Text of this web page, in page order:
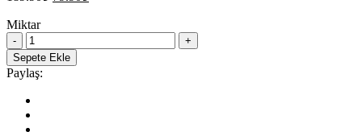
Miktar
Skillshare
Premium
Hesap
1
Ay
quantity
Sepete Ekle
Paylaş: